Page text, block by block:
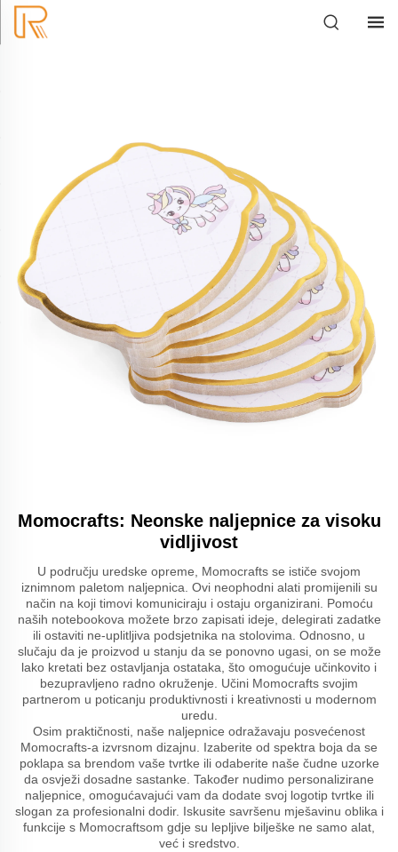
Momocrafts: Neonske naljepnice za visoku
vidljivost
U području uredske opreme, Momocrafts se ističe svojom
iznimnom paletom naljepnica. Ovi neophodni alati promijenili su
način na koji timovi komuniciraju i ostaju organizirani. Pomoću
naših notebookova možete brzo zapisati ideje, delegirati zadatke
ili ostaviti ne-uplitljiva podsjetnika na stolovima. Odnosno, u
slučaju da je proizvod u stanju da se ponovno ugasi, on se može
lako kretati bez ostavljanja ostataka, što omogućuje učinkovito i
bezupravljeno radno okruženje. Učini Momocrafts svojim
partnerom u poticanju produktivnosti i kreativnosti u modernom
uredu.
Osim praktičnosti, naše naljepnice odražavaju posvećenost
Momocrafts-a izvrsnom dizajnu. Izaberite od spektra boja da se
poklapa sa brendom vaše tvrtke ili odaberite naše čudne uzorke
da osvježi dosadne sastanke. Također nudimo personalizirane
naljepnice, omogućavajući vam da dodate svoj logotip tvrtke ili
slogan za profesionalni dodir. Iskusite savršenu mješavinu oblika i
funkcije s Momocraftsom gdje su lepljive bilješke ne samo alat,
već i sredstvo.